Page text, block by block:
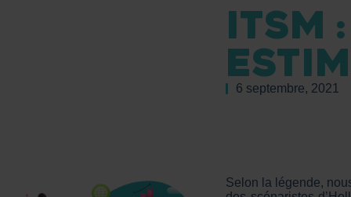
ITSM
6 septembre, 2021
Selon la légende,